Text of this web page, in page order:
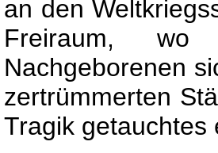
an den
Freiraum,
Nachgeborenen
zertrümmerten
Tragik getauchtes